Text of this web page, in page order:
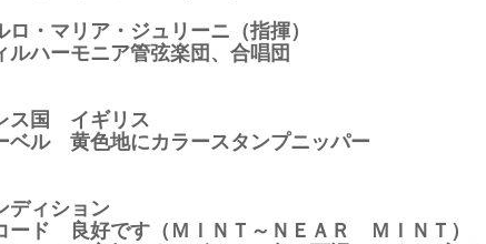
ロ・マリア・ジュリーニ（指揮）
ルハーモニア管弦楽団、合唱団
ス国 イギリス
ベル 黄色地にカラースタンプニッパー
ディション
ード 良好です（ＭＩＮＴ～ＮＥＡＲ ＭＩＮＴ）